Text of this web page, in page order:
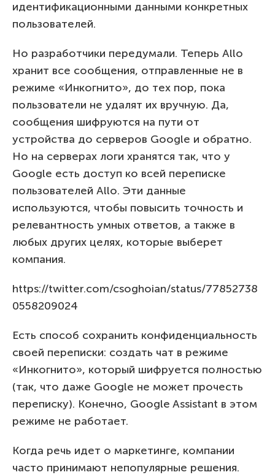
идентификационными данными конкретных
пользователей.
Но разработчики передумали. Теперь Allo
хранит все сообщения, отправленные не в
режиме «Инкогнито», до тех пор, пока
пользователи не удалят их вручную. Да,
сообщения шифруются на пути от
устройства до серверов Google и обратно.
Но на серверах логи хранятся так, что у
Google есть доступ ко всей переписке
пользователей Allo. Эти данные
используются, чтобы повысить точность и
релевантность умных ответов, а также в
любых других целях, которые выберет
компания.
https://twitter.com/csoghoian/status/77852738
0558209024
Есть способ сохранить конфиденциальность
своей переписки: создать чат в режиме
«Инкогнито», который шифруется полностью
(так, что даже Google не может прочесть
переписку). Конечно, Google Assistant в этом
режиме не работает.
Когда речь идет о маркетинге, компании
часто принимают непопулярные решения.